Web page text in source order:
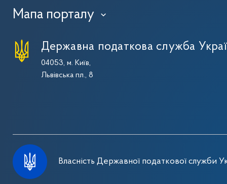
Мапа порталу ›
Державна податкова служба
04053, м. Київ,
Львівська пл., 8
Власність Державної податкової служби